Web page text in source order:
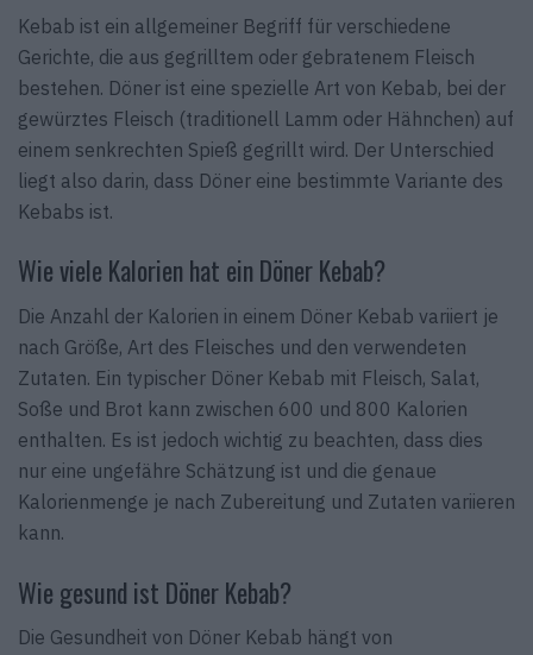
Kebab ist ein allgemeiner Begriff für verschiedene
Gerichte, die aus gegrilltem oder gebratenem Fleisch
bestehen. Döner ist eine spezielle Art von Kebab, bei der
gewürztes Fleisch (traditionell Lamm oder Hähnchen) auf
einem senkrechten Spieß gegrillt wird. Der Unterschied
liegt also darin, dass Döner eine bestimmte Variante des
Kebabs ist.
Wie viele Kalorien hat ein Döner Kebab?
Die Anzahl der Kalorien in einem Döner Kebab variiert je
nach Größe, Art des Fleisches und den verwendeten
Zutaten. Ein typischer Döner Kebab mit Fleisch, Salat,
Soße und Brot kann zwischen 600 und 800 Kalorien
enthalten. Es ist jedoch wichtig zu beachten, dass dies
nur eine ungefähre Schätzung ist und die genaue
Kalorienmenge je nach Zubereitung und Zutaten variieren
kann.
Wie gesund ist Döner Kebab?
Die Gesundheit von Döner Kebab hängt von